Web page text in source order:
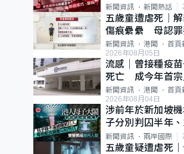
已上訴
新聞資訊 新聞熱話
五歲童遭虐死｜
傷痕纍纍 母認
冷血：同類案最
新聞資訊 港聞
首頁
2026年08月05日
流感｜曾接種疫
死亡 成今年首宗
案
新聞資訊 港聞
首頁
2026年08月04日
涉前年於新加坡
子分別判囚半年、
新聞資訊 兩岸國際
五歲童疑遭虐死